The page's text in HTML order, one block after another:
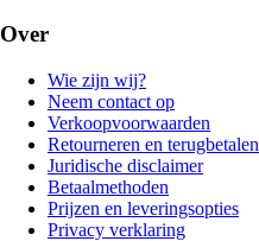
Over
Wie zijn wij?
Neem contact op
Verkoopvoorwaarden
Retourneren en terugbetalen
Juridische disclaimer
Betaalmethoden
Prijzen en leveringsopties
Privacy verklaring